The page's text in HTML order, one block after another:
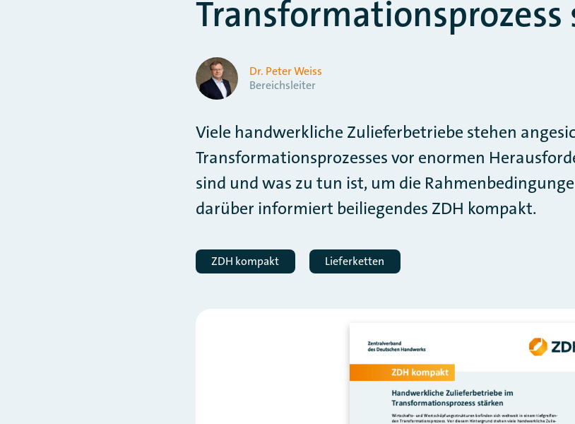
Transformationsprozess
Dr. Peter Weiss
Bereichsleiter
Viele handwerkliche Zulieferbetriebe stehen
Transformationsprozesses vor enormen
sind und was zu tun ist, um die
darüber informiert beiliegendes ZDH kompakt.
ZDH kompakt Lieferketten